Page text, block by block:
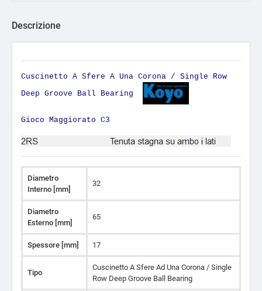
Descrizione
Cuscinetto A Sfere A Una Corona / Single Row
Deep Groove Ball Bearing
Gioco Maggiorato C3
Diametro
Interno [mm]
32
Diametro
Esterno [mm]
65
Spessore [mm] 17
Tipo
Cuscinetto A Sfere Ad Una Corona / Single
Row Deep Groove Ball Bearing